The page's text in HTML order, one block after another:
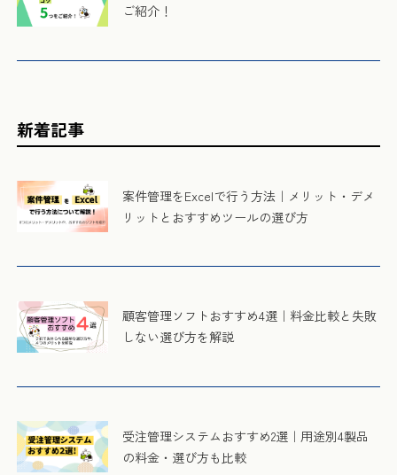
ご紹介！
新着記事
案件管理をExcelで行う方法｜メリット・デメ
リットとおすすめツールの選び方
顧客管理ソフトおすすめ4選｜料金比較と失敗
しない選び方を解説
受注管理システムおすすめ2選｜用途別4製品
の料金・選び方も比較